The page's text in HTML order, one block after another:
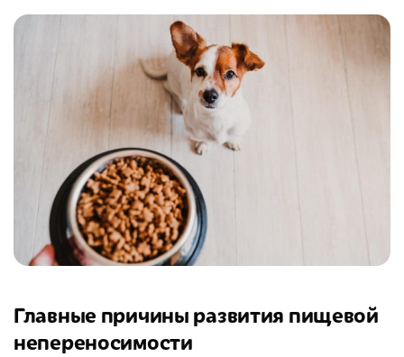
Главные причины развития пищевой
непереносимости